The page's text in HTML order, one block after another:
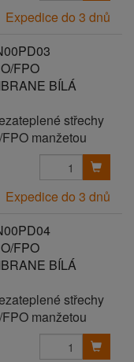
Expedice do 3 dnů
FPO
BÍLÁ
střechy
manžetou
Expedice do 3 dnů
FPO
BÍLÁ
střechy
manžetou